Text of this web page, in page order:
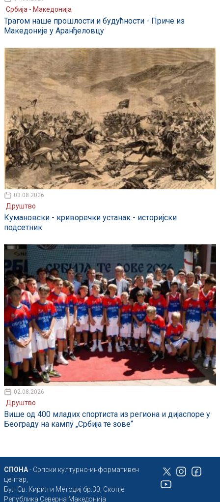
Србија - Македонија
Трагом наше прошлости и будућности - Приче из
Македоније у Аранђеловцу
03.08.2026
Друштво
Кумановски - криворечки устанак - историјски
подсетник
02.08.2026
Друштво
Више од 400 младих спортиста из региона и дијаспоре у
Београду на кампу „Србија те зове“
СПОНА- Српски културно-информативен
центар,
Бул Св. Кирил и Методиј бр.30, Скопје
Република Северна Македонија